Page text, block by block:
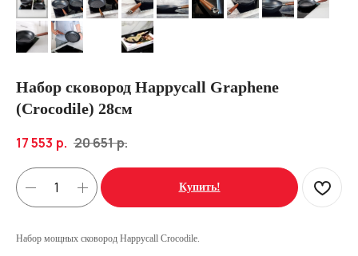
Набор сковород Happycall Graphene
(Crocodile) 28см
17 553 р. 20 651р.
Купить!
Набор мощных сковород Happycall Crocodile.